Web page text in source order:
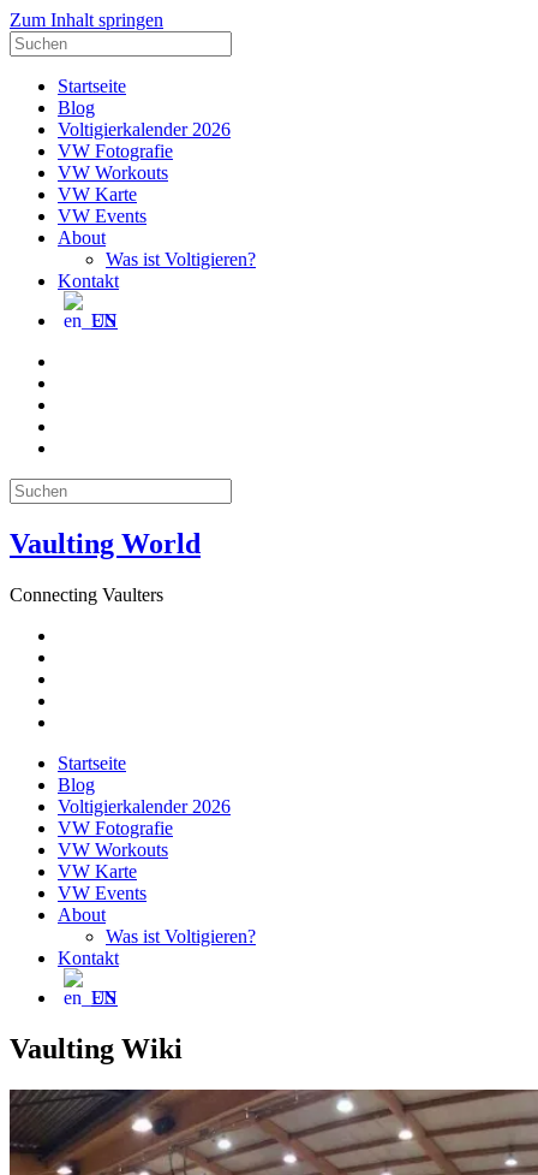
Zum Inhalt springen
Suche
nach:
Startseite
Blog
Voltigierkalender 2026
VW Fotografie
VW Workouts
VW Karte
VW Events
About
Was ist Voltigieren?
Kontakt
EN
Suche
nach:
Vaulting World
Connecting Vaulters
Startseite
Blog
Voltigierkalender 2026
VW Fotografie
VW Workouts
VW Karte
VW Events
About
Was ist Voltigieren?
Kontakt
EN
Vaulting Wiki